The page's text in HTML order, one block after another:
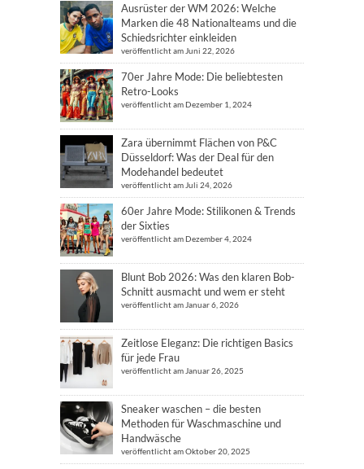
Ausrüster der WM 2026: Welche
Marken die 48 Nationalteams und die
Schiedsrichter einkleiden
veröffentlicht am Juni 22, 2026
70er Jahre Mode: Die beliebtesten
Retro-Looks
veröffentlicht am Dezember 1, 2024
Zara übernimmt Flächen von P&C
Düsseldorf: Was der Deal für den
Modehandel bedeutet
veröffentlicht am Juli 24, 2026
60er Jahre Mode: Stilikonen & Trends
der Sixties
veröffentlicht am Dezember 4, 2024
Blunt Bob 2026: Was den klaren Bob-
Schnitt ausmacht und wem er steht
veröffentlicht am Januar 6, 2026
Zeitlose Eleganz: Die richtigen Basics
für jede Frau
veröffentlicht am Januar 26, 2025
Sneaker waschen – die besten
Methoden für Waschmaschine und
Handwäsche
veröffentlicht am Oktober 20, 2025